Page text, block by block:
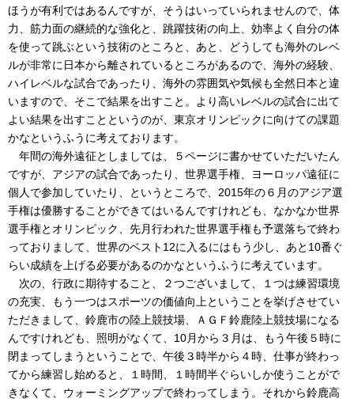
ほうが有利ではあるんですが、そうはいっていられませんので、体
力、筋力面の継続的な強化と、跳躍技術の向上、効率よく自分の体
を使って跳ぶという技術のところと、あと、どうしても海外のレベ
ルが非常に日本から離されているところがあるので、海外の経験、
ハイレベルな試合であったり、海外の雰囲気や気候も全然日本と違
いますので、そこで結果を出すこと。より高いレベルの試合に出て
よい結果を出すことというのが、東京オリンピックに向けての課題
かなというふうに考えております。
年間の海外遠征としましては、５ページに書かせていただいたん
ですが、アジアの試合であったり、世界選手権、ヨーロッパ遠征に
個人で参加していたり、というところで、2015年の６月のアジア選
手権は優勝することができてはいるんですけれども、なかなか世界
選手権とオリンピック、先月行われた世界選手権も予選落ちで終わ
っておりまして、世界のベスト12に入るにはもう少し、あと10番ぐ
らい成績を上げる必要があるのかなというふうに考えています。
次の、行政に期待すること、２つございまして、１つは練習環境
の充実、もう一つはスポーツの価値向上ということを挙げさせてい
ただきまして、鈴鹿市の陸上競技場、ＡＧＦ鈴鹿陸上競技場になる
んですけれども、照明がなくて、10月から３月は、もう午後５時に
閉まってしまうということで、午後３時半から４時、仕事が終わっ
てから練習し始めると、１時間、１時間半ぐらいしか使うことがで
きなくて、ウォーミングアップで終わってしまう。それから鈴鹿高